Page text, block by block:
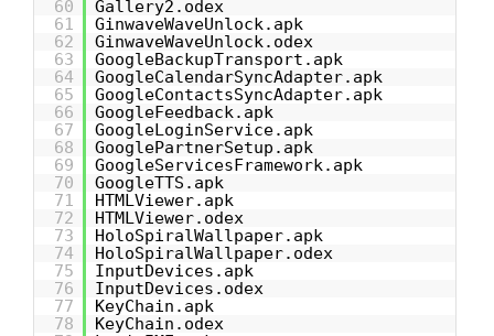
60
Gallery2.odex
61
GinwaveWaveUnlock.apk
62
GinwaveWaveUnlock.odex
63
GoogleBackupTransport.apk
64
GoogleCalendarSyncAdapter.apk
65
GoogleContactsSyncAdapter.apk
66
GoogleFeedback.apk
67
GoogleLoginService.apk
68
GooglePartnerSetup.apk
69
GoogleServicesFramework.apk
70
GoogleTTS.apk
71
HTMLViewer.apk
72
HTMLViewer.odex
73
HoloSpiralWallpaper.apk
74
HoloSpiralWallpaper.odex
75
InputDevices.apk
76
InputDevices.odex
77
KeyChain.apk
78
KeyChain.odex